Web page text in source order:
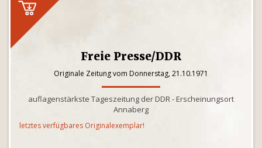
Freie Presse/DDR
Originale Zeitung vom Donnerstag, 21.10.1971
auflagenstärkste Tageszeitung der DDR - Erscheinungsort
Annaberg
letztes verfügbares Originalexemplar!